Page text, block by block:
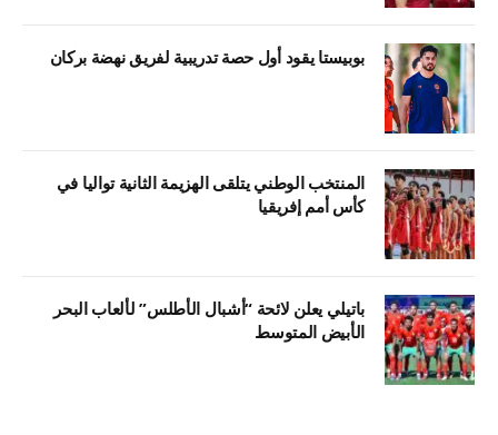
بوبيستا يقود أول حصة تدريبية لفريق نهضة بركان
المنتخب الوطني يتلقى الهزيمة الثانية تواليا في
كأس أمم إفريقيا
باتيلي يعلن لائحة “أشبال الأطلس” لألعاب البحر
الأبيض المتوسط